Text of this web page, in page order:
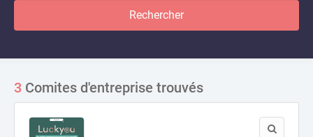
Rechercher
3 Comites d'entreprise trouvés